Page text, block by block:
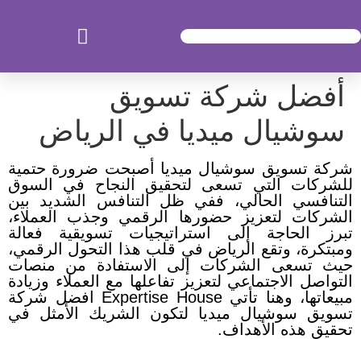
أفضل شركة تسويق
سوشيال ميديا في الرياض
شركة تسويق سوشيال ميديا أصبحت ضرورة حتمية
للشركات التي تسعى لتحقيق النجاح في السوق
التنافسي الحالي، ففي ظل التنافس الشديد بين
الشركات لتعزيز حضورها الرقمي وجذب العملاء،
تبرز الحاجة إلى استراتيجيات تسويقية فعالة
ومبتكرة، وتقع الرياض في قلب هذا التحول الرقمي،
حيث تسعى الشركات إلى الاستفادة من منصات
التواصل الاجتماعي لتعزيز تفاعلها مع العملاء وزيادة
مبيعاتها، وهنا تأتي Expertise House افضل شركة
تسويق سوشيال ميديا لتكون الشريك الأمثل في
تحقيق هذه الأهداف.